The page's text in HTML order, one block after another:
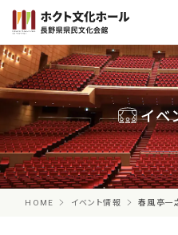
イベ
HOME イベント情報 春風亭一